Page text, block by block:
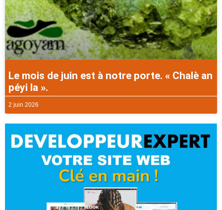
Le mois de juin est à notre porte. « Chalè an
péyi la ».
2 juin 2026